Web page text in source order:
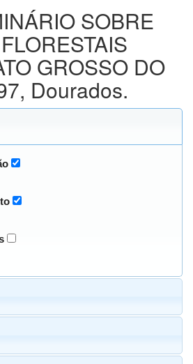
SOBRE
GROSSO DO
Dourados.